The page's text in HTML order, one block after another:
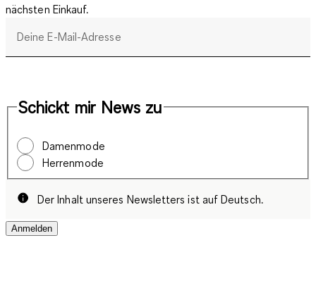
nächsten Einkauf.
Deine E-Mail-Adresse
Schickt mir News zu
Damenmode
Herrenmode
Der Inhalt unseres Newsletters ist auf Deutsch.
Anmelden